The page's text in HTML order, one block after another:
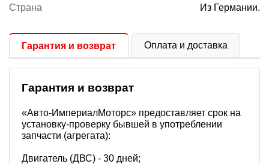
Cтрана
Из Германии.
Гарантия и возврат Оплата и доставка
Гарантия и возврат
«Авто-ИмпериалМоторс» предоставляет срок на
установку-проверку бывшей в употреблении
запчасти (агрегата):
Двигатель (ДВС) - 30 дней;